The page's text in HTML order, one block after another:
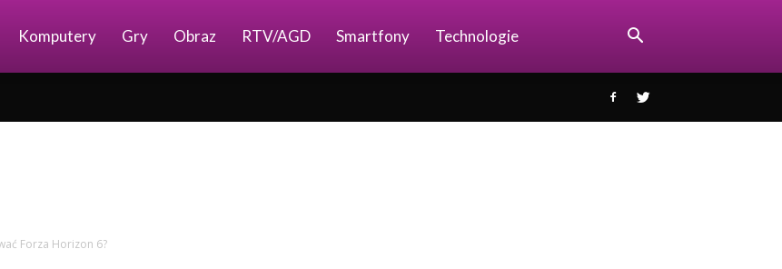
Ajkomp.pl
Komputery Gry Obraz RTV/AGD Smartfony Technologie
Forza Horizon 6?